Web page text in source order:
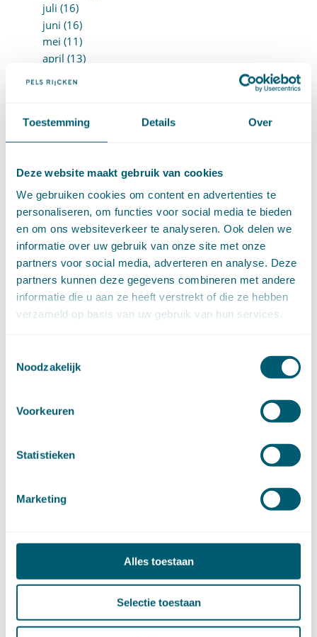
Toestemming Details Over
Deze website maakt gebruik van cookies
We gebruiken cookies om content en advertenties te
personaliseren, om functies voor social media te bieden
en om ons websiteverkeer te analyseren. Ook delen we
informatie over uw gebruik van onze site met onze
partners voor social media, adverteren en analyse. Deze
partners kunnen deze gegevens combineren met andere
informatie die u aan ze heeft verstrekt of die ze hebben
verzameld op basis van uw gebruik van hun services.
Noodzakelijk
Voorkeuren
Statistieken
Marketing
Alles toestaan
Selectie toestaan
juli (16)
juni (16)
mei (11)
april (13)
►
2021 (123)
oktober (13)
augustus (7)
juli (4)
juni (14)
mei (6)
april (11)
maart (14)
februari (11)
januari (15)
november (14)
augustus (2)
juni (14)
maart (15)
►
2019 (147)
november (8)
augustus (10)